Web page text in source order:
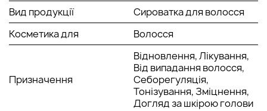
безпечному та ефективному впливу втрата волосся
припиняється, вже скоро якість шевелюри помітно
покращується.
Активні компоненти:
екстракт воронця кистевидного;
phytoceutical кофеїну;
ефірні масла кориці, імбиру та чорного перцю.
Вид продукції
Сироватка для волосся
Косметика для
Волосся
Призначення
Відновлення, Лікування,
Від випадання волосся,
Себорегуляція,
Тонізування, Зміцнення,
Догляд за шкірою голови